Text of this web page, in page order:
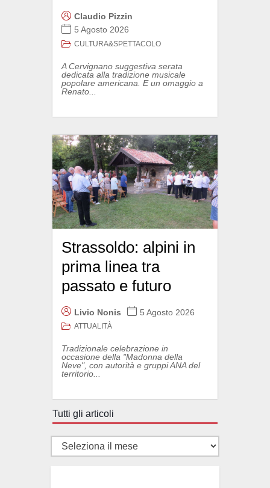
Claudio Pizzin
5 Agosto 2026
CULTURA&SPETTACOLO
A Cervignano suggestiva serata
dedicata alla tradizione musicale
popolare americana. E un omaggio a
Renato...
Strassoldo: alpini in
prima linea tra
passato e futuro
Livio Nonis 5 Agosto 2026
ATTUALITÀ
Tradizionale celebrazione in
occasione della "Madonna della
Neve", con autorità e gruppi ANA del
territorio...
Tutti gli articoli
Tutti